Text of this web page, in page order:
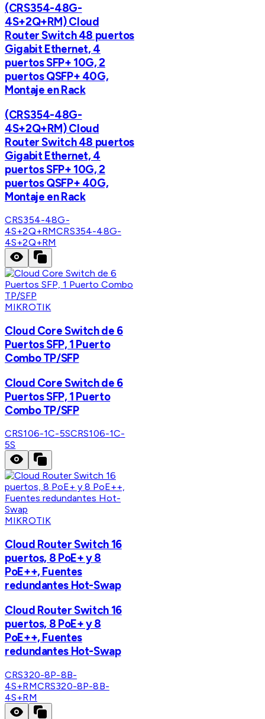
(CRS354-48G-
4S+2Q+RM) Cloud
Router Switch 48 puertos
Gigabit Ethernet, 4
puertos SFP+ 10G, 2
puertos QSFP+ 40G,
Montaje en Rack
(CRS354-48G-
4S+2Q+RM) Cloud
Router Switch 48 puertos
Gigabit Ethernet, 4
puertos SFP+ 10G, 2
puertos QSFP+ 40G,
Montaje en Rack
CRS354-48G-
4S+2Q+RMCRS354-48G-
4S+2Q+RM
MIKROTIK
Cloud Core Switch de 6
Puertos SFP, 1 Puerto
Combo TP/SFP
Cloud Core Switch de 6
Puertos SFP, 1 Puerto
Combo TP/SFP
CRS106-1C-5SCRS106-1C-
5S
MIKROTIK
Cloud Router Switch 16
puertos, 8 PoE+ y 8
PoE++, Fuentes
redundantes Hot-Swap
Cloud Router Switch 16
puertos, 8 PoE+ y 8
PoE++, Fuentes
redundantes Hot-Swap
CRS320-8P-8B-
4S+RMCRS320-8P-8B-
4S+RM